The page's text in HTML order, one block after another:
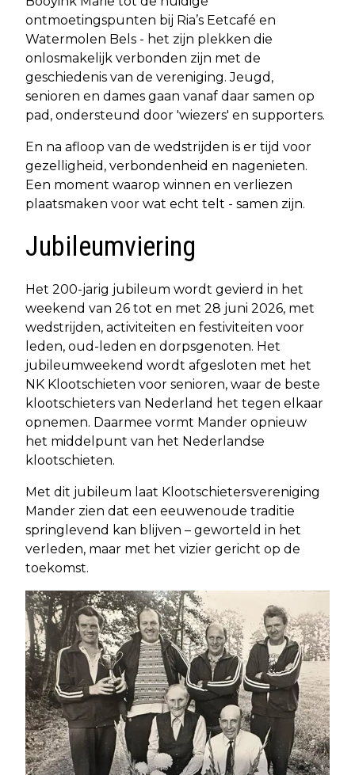
ontmoetingspunten bij Ria’s Eetcafé en
Watermolen Bels - het zijn plekken die
onlosmakelijk verbonden zijn met de
geschiedenis van de vereniging. Jeugd,
senioren en dames gaan vanaf daar samen op
pad, ondersteund door 'wiezers' en supporters.
En na afloop van de wedstrijden is er tijd voor
gezelligheid, verbondenheid en nagenieten.
Een moment waarop winnen en verliezen
plaatsmaken voor wat echt telt - samen zijn.
Jubileumviering
Het 200-jarig jubileum wordt gevierd in het
weekend van 26 tot en met 28 juni 2026, met
wedstrijden, activiteiten en festiviteiten voor
leden, oud-leden en dorpsgenoten. Het
jubileumweekend wordt afgesloten met het
NK Klootschieten voor senioren, waar de beste
klootschieters van Nederland het tegen elkaar
opnemen. Daarmee vormt Mander opnieuw
het middelpunt van het Nederlandse
klootschieten.
Met dit jubileum laat Klootschietersvereniging
Mander zien dat een eeuwenoude traditie
springlevend kan blijven – geworteld in het
verleden, maar met het vizier gericht op de
toekomst.